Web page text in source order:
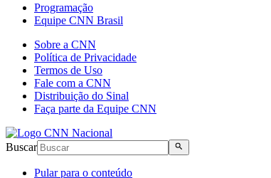
Programação
Equipe CNN Brasil
Sobre a CNN
Política de Privacidade
Termos de Uso
Fale com a CNN
Distribuição do Sinal
Faça parte da Equipe CNN
Buscar
Pular para o conteúdo